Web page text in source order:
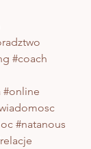
#coach
#online
#natanous